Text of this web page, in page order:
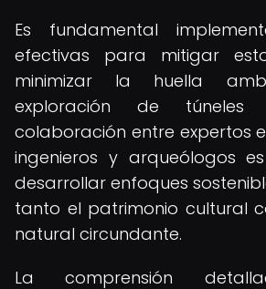
Es fundamental
efectivas para mitigar
minimizar la huella
exploración de túneles
colaboración entre expertos
ingenieros y arqueólogos
desarrollar enfoques
tanto el patrimonio cultural
natural circundante.
La comprensión